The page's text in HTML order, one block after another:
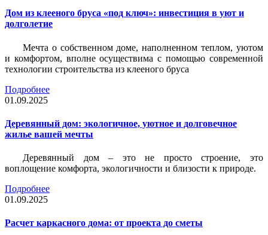
Дом из клееного бруса «под ключ»: инвестиция в уют и
долголетие
Мечта о собственном доме, наполненном теплом, уютом
и комфортом, вполне осуществима с помощью современной
технологии строительства из клееного бруса
Подробнее
01.09.2025
Деревянный дом: экологичное, уютное и долговечное
жилье вашей мечты
Деревянный дом – это не просто строение, это
воплощение комфорта, экологичности и близости к природе.
Подробнее
01.09.2025
Расчет каркасного дома: от проекта до сметы